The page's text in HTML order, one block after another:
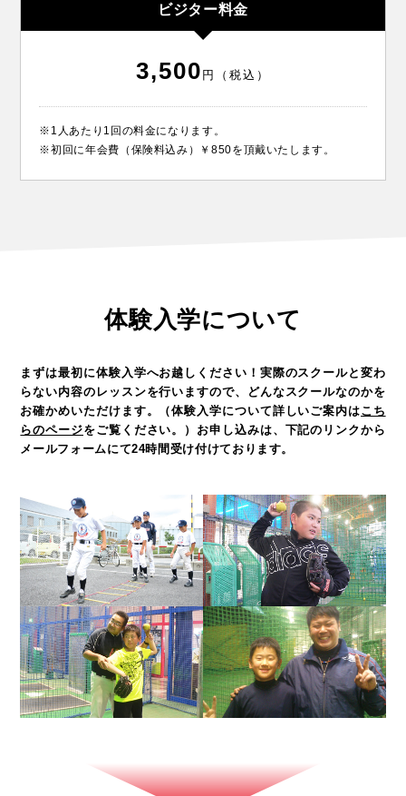
ビジター料金
3,500 円（税込）
※1人あたり1回の料金になります。
※初回に年会費（保険料込み）￥850を頂戴いたします。
体験入学について
まずは最初に体験入学へお越しください！ 実際のスクールと変わ
らない内容のレッスンを行いますので、どんなスクールなのかを
お確かめいただけます。
（体験入学について詳しいご案内はこち
らのページをご覧ください。） お申し込みは、下記のリンクから
メールフォームにて24時間受け付けております。